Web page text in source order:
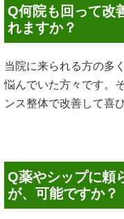
Q何院も回って改
れますか？
当院に来られる方の多
悩んでいた方々です。
ンス整体で改善して喜
Q薬やシップに頼
が、可能ですか？